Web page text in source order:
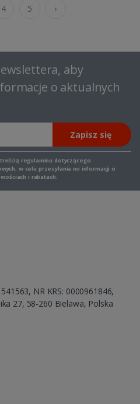
4 5 ›
aby
o aktualnych
Zapisz się
treścią regulaminu dotyczącego
w celu przesyłania mi informacji o
i rabatach.
NR KRS: 0000961846,
27, 58-260 Bielawa, Polska